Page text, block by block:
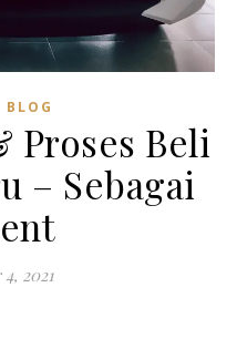
BLOG
Proses Beli
– Sebagai
2021